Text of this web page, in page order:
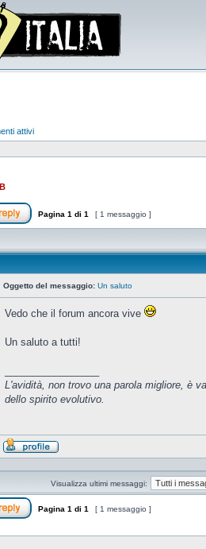
attivi
argomentoRispondi all’argomento
Pagina 1 di 1 [ 1 messaggio ]
Oggetto del messaggio: Un saluto
Vedo che il forum ancora vive
Un saluto a tutti!
L'avidità, non trovo una parola migliore, è
dello spirito evolutivo.
Profilo
Visualizza ultimi messaggi:
Pagina 1 di 1 [ 1 messaggio ]